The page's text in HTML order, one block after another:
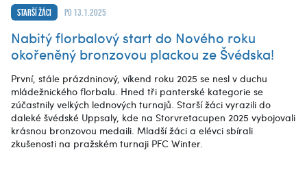
Starší žáci po 13.1.2025
Nabitý florbalový start do Nového roku
okořeněný bronzovou plackou ze Švédska!
První, stále prázdninový, víkend roku 2025 se nesl v duchu
mládežnického florbalu. Hned tři panterské kategorie se
zúčastnily velkých lednových turnajů. Starší žáci vyrazili do
daleké švédské Uppsaly, kde na Storvretacupen 2025 vybojovali
krásnou bronzovou medaili. Mladší žáci a elévci sbírali
zkušenosti na pražském turnaji PFC Winter.